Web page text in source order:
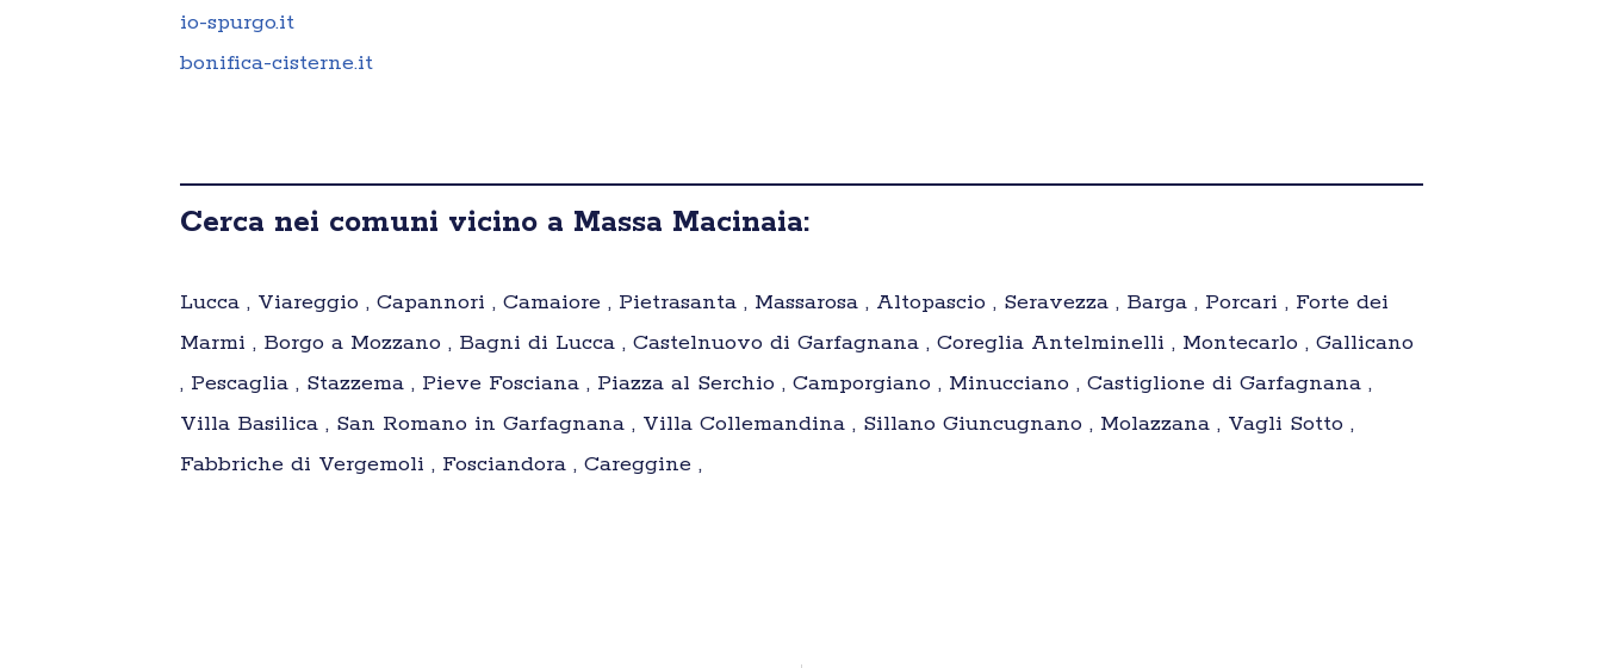
io-spurgo.it
bonifica-cisterne.it
Cerca nei comuni vicino a Massa Macinaia:
Lucca , Viareggio , Capannori , Camaiore , Pietrasanta , Massarosa , Altopascio , Seravezza , Barga , Porcari , Forte dei
Marmi , Borgo a Mozzano , Bagni di Lucca , Castelnuovo di Garfagnana , Coreglia Antelminelli , Montecarlo , Gallicano
, Pescaglia , Stazzema , Pieve Fosciana , Piazza al Serchio , Camporgiano , Minucciano , Castiglione di Garfagnana ,
Villa Basilica , San Romano in Garfagnana , Villa Collemandina , Sillano Giuncugnano , Molazzana , Vagli Sotto ,
Fabbriche di Vergemoli , Fosciandora , Careggine ,